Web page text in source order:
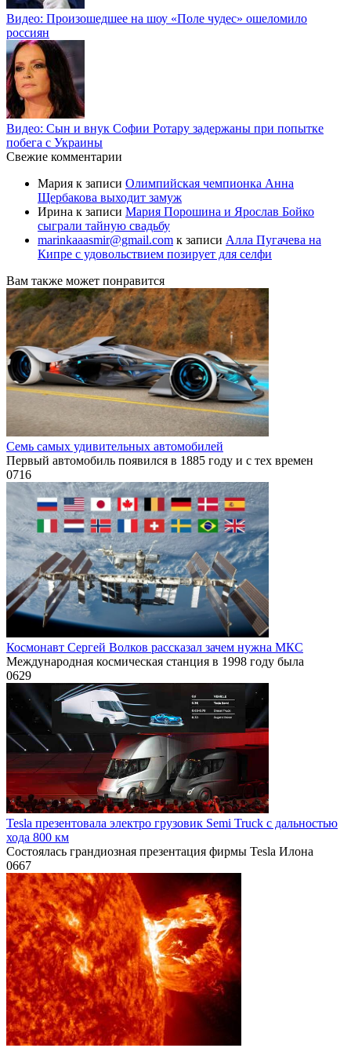
Видео: Произошедшее на шоу «Поле чудес» ошеломило
россиян
Видео: Сын и внук Софии Ротару задержаны при попытке
побега с Украины
Свежие комментарии
Мария к записи Олимпийская чемпионка Анна
Щербакова выходит замуж
Ирина к записи Мария Порошина и Ярослав Бойко
сыграли тайную свадьбу
marinkaaasmir@gmail.com к записи Алла Пугачева на
Кипре с удовольствием позирует для селфи
Вам также может понравится
Семь самых удивительных автомобилей
Первый автомобиль появился в 1885 году и с тех времен
0716
Космонавт Сергей Волков рассказал зачем нужна МКС
Международная космическая станция в 1998 году была
0629
Tesla презентовала электро грузовик Semi Truck с дальностью
хода 800 км
Состоялась грандиозная презентация фирмы Tesla Илона
0667